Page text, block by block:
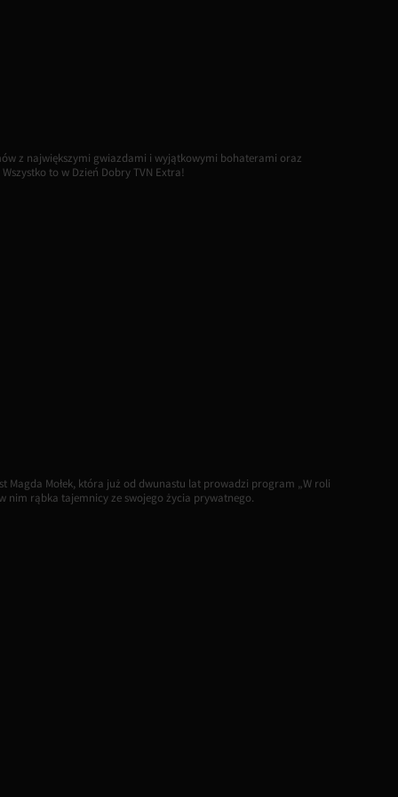
z największymi gwiazdami i wyjątkowymi bohaterami oraz
to w Dzień Dobry TVN Extra!
Magda Mołek, która już od dwunastu lat prowadzi program „W roli
nim rąbka tajemnicy ze swojego życia prywatnego.